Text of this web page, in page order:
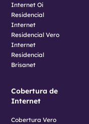
Internet Oi
Residencial
Internet
Residencial Vero
Internet
Residencial
Brisanet
Cobertura de
Internet
Cobertura Vero